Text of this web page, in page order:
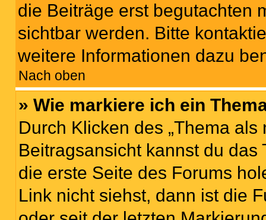
die Beiträge erst begutachten
sichtbar werden. Bitte
weitere Informationen dazu
Nach oben
» Wie markiere ich ein
Durch Klicken des „Thema
Beitragsansicht kannst du
die erste Seite des Forums
Link nicht siehst, dann ist die